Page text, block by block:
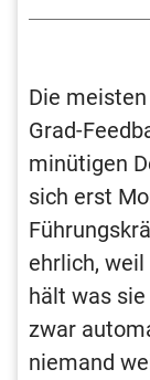
Die
Grad-
minütigen
sich erst
ehrlich,
hält was
zwar
niemand